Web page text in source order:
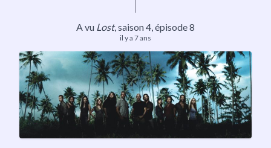
A vu Lost,saison 4, épisode 8
il y a 7 ans